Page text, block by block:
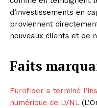
d’investissements en
proviennent
nouveaux clients et de
Faits
Eurofiber a terminé
numérique de LVNL